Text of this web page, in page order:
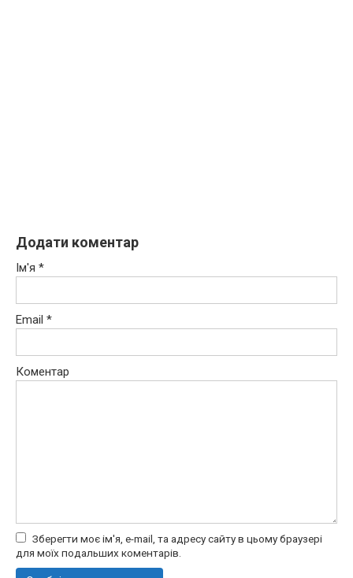
Додати коментар
Ім'я *
Email *
Коментар
Зберегти моє ім'я, e-mail, та адресу сайту в цьому браузері
для моїх подальших коментарів.